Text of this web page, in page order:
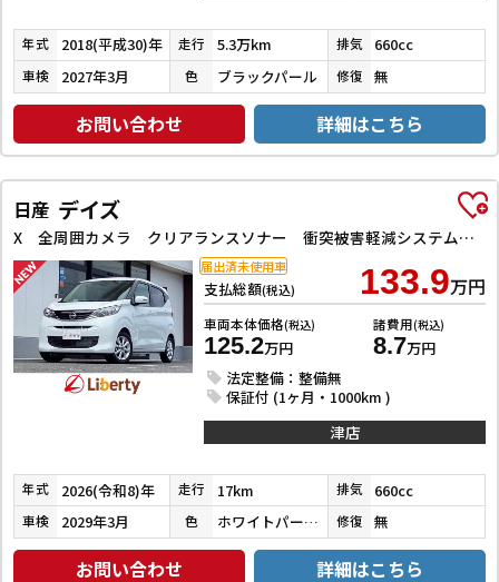
年式 2018(平成30)年 走行 5.3万km 排気 660cc
車検 2027年3月 色 ブラックパール 修復 無
お問い合わせ 詳細はこちら
日産 デイズ
X 全周囲カメラ クリアランスソナー 衝突被害軽減システム オートライト スマートキー アイドリングストップ 電動格納ミラー ベンチシート CVT 盗難防止システム ABS ESC CD アルミホイール
支払総額(税込) 133.9万円
車両本体価格(税込)
125.2万円
諸費用(税込)
8.7万円
法定整備：整備無
保証付 (1ヶ月・1000km )
届出済未使用車
津店
年式 2026(令和8)年 走行 17km 排気 660cc
車検 2029年3月 色 ホワイトパール３コートパール 修復 無
お問い合わせ 詳細はこちら